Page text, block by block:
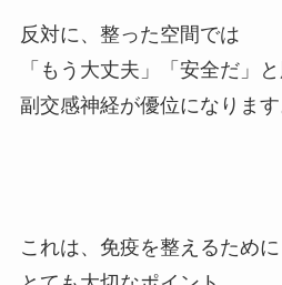
反対に、整った空間では
「もう大丈夫」「安全だ」
副交感神経が優位になります
これは、免疫を整えるために